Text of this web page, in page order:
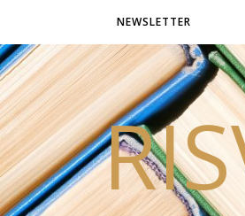
NEWSLETTER